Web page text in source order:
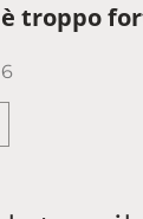
troppo